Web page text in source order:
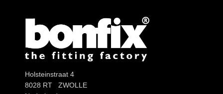
Holsteinstraat 4
8028 RT ZWOLLE